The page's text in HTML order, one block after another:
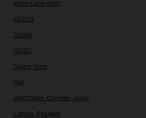
Volvo,Land rover
LEXUS
Suzuki
ISUZU
Ssang Yong
Fiat
GM(Dodge, Chrysler, Jeep)
Citroen, Peugeot